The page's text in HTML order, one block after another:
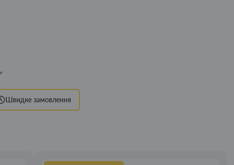
Швидке замовлення